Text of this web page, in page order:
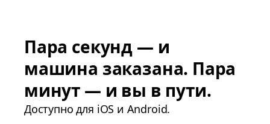
Пара секунд — и
машина заказана. Пара
минут — и вы в пути.
Доступно для iOS и Android.